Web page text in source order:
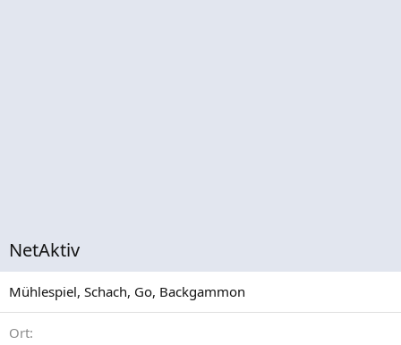
NetAktiv
Mühlespiel, Schach, Go, Backgammon
Ort